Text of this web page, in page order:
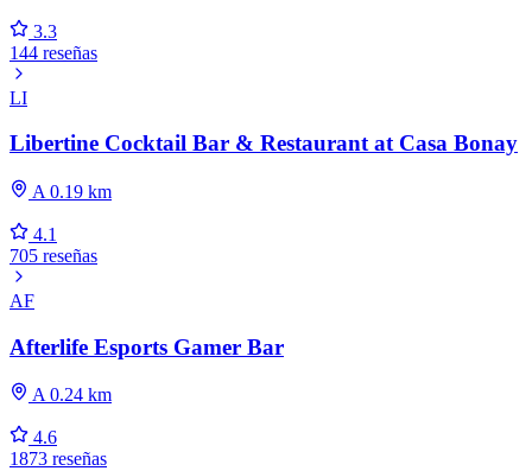
3.3
144 reseñas
LI
Libertine Cocktail Bar & Restaurant at Casa Bonay
A 0.19 km
4.1
705 reseñas
AF
Afterlife Esports Gamer Bar
A 0.24 km
4.6
1873 reseñas